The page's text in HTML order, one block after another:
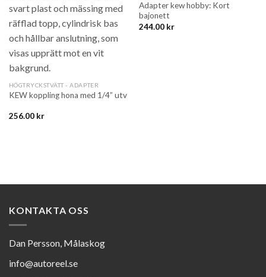
HÖGTRYCKSTVÄTT - ADAPTER
KEW koppling hona med 1/4” utv
256.00 kr
Adapter kew hobby: Kort
bajonett
244.00 kr
KONTAKTA OSS
Dan Persson, Målaskog
info@autoreel.se